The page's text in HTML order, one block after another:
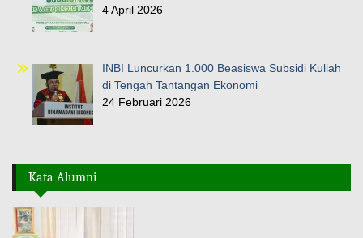
4 April 2026
INBI Luncurkan 1.000 Beasiswa Subsidi Kuliah
di Tengah Tantangan Ekonomi
24 Februari 2026
Kata Alumni